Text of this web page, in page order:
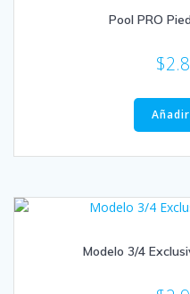
Pool PRO
$
Modelo 3/4